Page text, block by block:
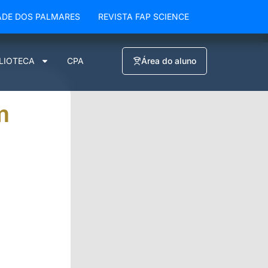
DOS PALMARES REVISTA FAP SCIENCE
CPA Área do aluno